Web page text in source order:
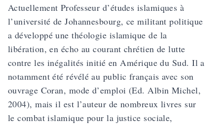
Actuellement Professeur d’études islamiques à
l’université de Johannesbourg, ce militant politique
a développé une théologie islamique de la
libération, en écho au courant chrétien de lutte
contre les inégalités initié en Amérique du Sud. Il a
notamment été révélé au public français avec son
ouvrage Coran, mode d’emploi (Ed. Albin Michel,
2004), mais il est l’auteur de nombreux livres sur
le combat islamique pour la justice sociale,